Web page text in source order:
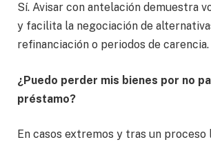
Sí. Avisar con antelación demuestra
y facilita la negociación de
refinanciación o periodos de carencia.
¿Puedo perder mis bienes por no
préstamo?
En casos extremos y tras un proceso